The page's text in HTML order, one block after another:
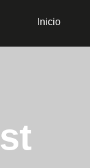
Inicio